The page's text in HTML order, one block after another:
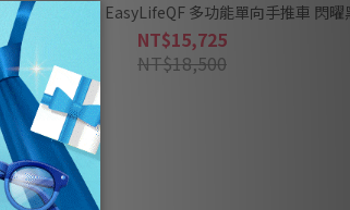
RECARO 德國 EasyLifeQF 多功能單向手推車 閃曜
NT$15,725
NT$18,500